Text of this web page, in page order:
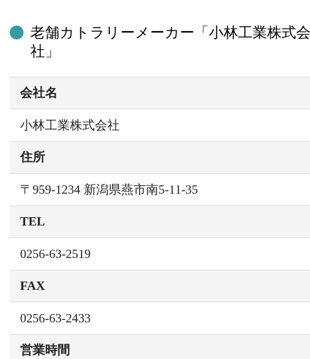
老舗カトラリーメーカー「小林工業株式
社」
会社名
小林工業株式会社
住所
〒959-1234 新潟県燕市南5-11-35
TEL
0256-63-2519
FAX
0256-63-2433
営業時間